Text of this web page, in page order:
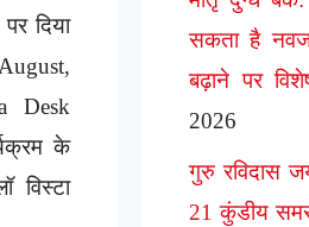
दिया
Desk
के
विस्टा
सकता है
बढ़ाने पर
2026
गुरु रविदास
21 कुंडीय